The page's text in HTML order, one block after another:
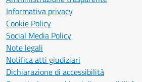
Informativa privacy
Cookie Policy
Social Media Policy
Note legali
Notifica atti giudiziari
Dichiarazione di accessibilità